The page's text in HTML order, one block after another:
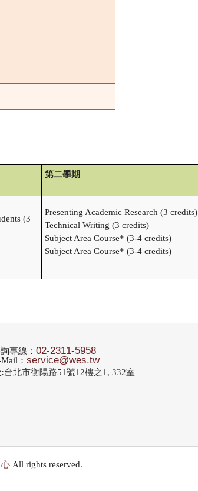
第二學期
(3
Presenting Academic Research (3 credits)
Technical Writing (3 credits)
Subject Area Course* (3-4 credits)
Subject Area Course* (3-4 credits)
專線：02-2311-5958
Mail：service@wes.tw
台北市衡陽路51號12樓之1, 332室
All rights reserved.